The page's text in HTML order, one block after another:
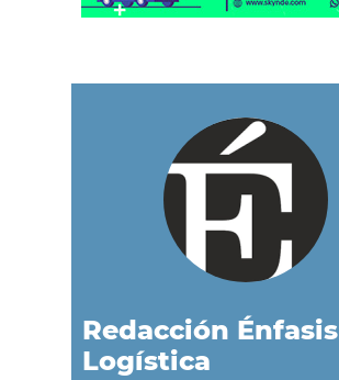
Redacción Énfasis
Logística